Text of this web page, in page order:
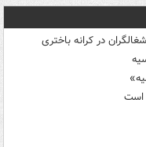
در کرانه باختری
است